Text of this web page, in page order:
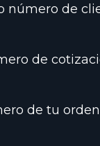
número de
de
de tu